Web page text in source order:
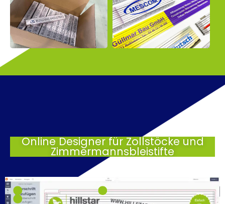
Online Designer für Zollstöcke und
Zimmermannsbleistifte